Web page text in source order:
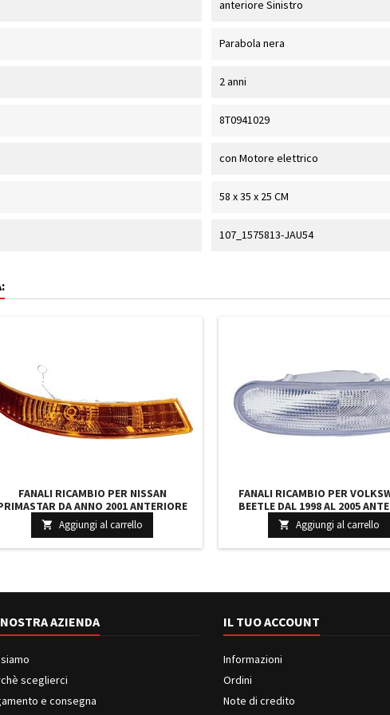
anteriore Sinistro
Parabola nera
2 anni
8T0941029
con Motore elettrico
58 x 35 x 25 CM
107_1575813-JAU54
FANALI RICAMBIO PER NISSAN
DA ANNO 2001 ANTERIORE
DESTRO CORPO GIALLO LUCE ARANCIO
 Aggiungi al carrello
FANALI RICAMBIO PER
BEETLE DAL 1998 AL 2005
SINISTRO LUCE BIANCA
 Aggiungi al carrello
AZIENDA
sceglierci
e consegna
IL TUO ACCOUNT
Informazioni
Ordini
Note di credito